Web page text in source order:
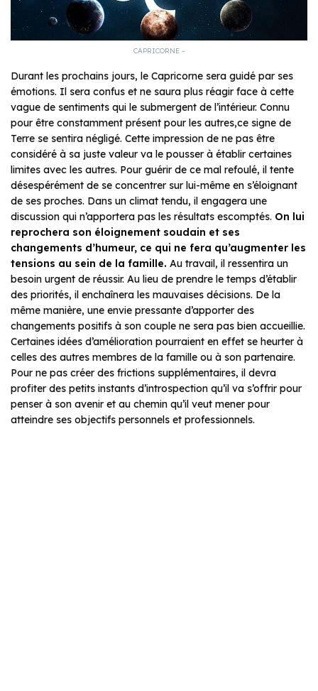
CAPRICORNE –
Durant les prochains jours, le Capricorne sera guidé par ses
émotions. Il sera confus et ne saura plus réagir face à cette
vague de sentiments qui le submergent de l’intérieur. Connu
pour être constamment présent pour les autres,ce signe de
Terre se sentira négligé. Cette impression de ne pas être
considéré à sa juste valeur va le pousser à établir certaines
limites avec les autres. Pour guérir de ce mal refoulé, il tente
désespérément de se concentrer sur lui-même en s’éloignant
de ses proches. Dans un climat tendu, il engagera une
discussion qui n’apportera pas les résultats escomptés. On lui
reprochera son éloignement soudain et ses
changements d’humeur, ce qui ne fera qu’augmenter les
tensions au sein de la famille. Au travail, il ressentira un
besoin urgent de réussir. Au lieu de prendre le temps d’établir
des priorités, il enchaînera les mauvaises décisions. De la
même manière, une envie pressante d’apporter des
changements positifs à son couple ne sera pas bien accueillie.
Certaines idées d’amélioration pourraient en effet se heurter à
celles des autres membres de la famille ou à son partenaire.
Pour ne pas créer des frictions supplémentaires, il devra
profiter des petits instants d’introspection qu’il va s’offrir pour
penser à son avenir et au chemin qu’il veut mener pour
atteindre ses objectifs personnels et professionnels.